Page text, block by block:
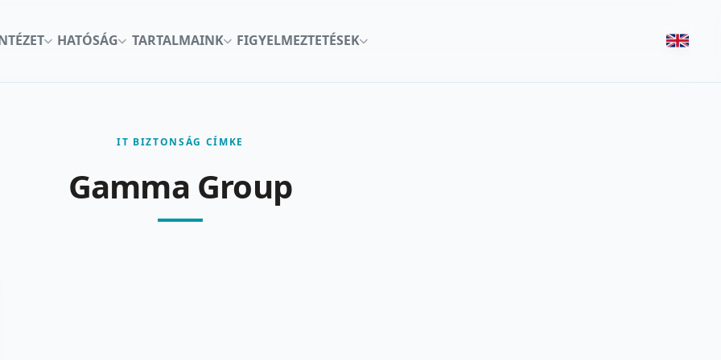
HATÓSÁG TARTALMAINK FIGYELMEZTETÉSEK
IT BIZTONSÁG CÍMKE
Gamma Group